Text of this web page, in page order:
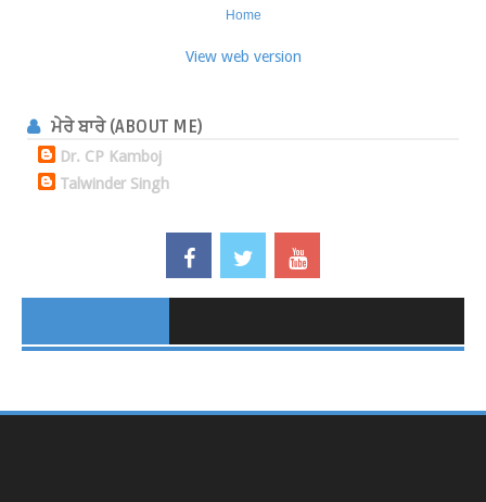
Home
View web version
ਮੇਰੇ ਬਾਰੇ (ABOUT ME)
Dr. CP Kamboj
Talwinder Singh